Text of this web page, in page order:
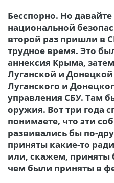
Бесспорно. Но
национальной
второй раз пришли в
трудное время. Это
аннексия Крыма,
Луганской и
Луганского и
управления СБУ. Там
оружия. Вот три года
понимаете, что эти
развивались бы по-
приняты какие-то
или, скажем, приняты
чем были приняты в